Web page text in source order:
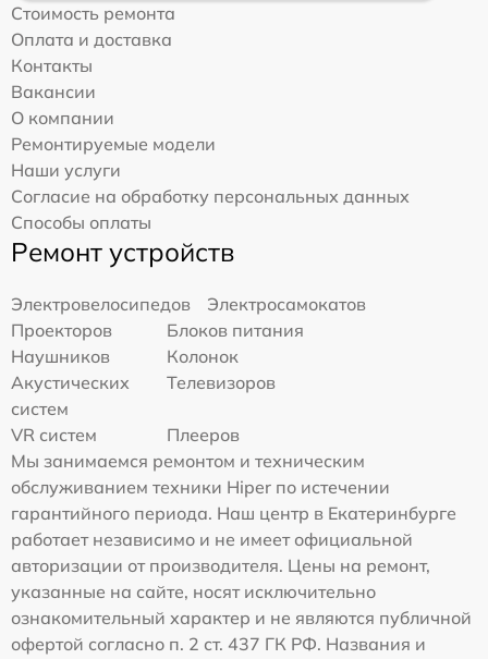
Стоимость ремонта
Оплата и доставка
Контакты
Вакансии
О компании
Ремонтируемые модели
Наши услуги
Согласие на обработку персональных данных
Способы оплаты
Ремонт устройств
Электровелосипедов
Электросамокатов
Проекторов
Блоков питания
Наушников
Колонок
Акустических
систем
Телевизоров
VR систем
Плееров
Мы занимаемся ремонтом и техническим
обслуживанием техники Hiper по истечении
гарантийного периода. Наш центр в Екатеринбурге
работает независимо и не имеет официальной
авторизации от производителя. Цены на ремонт,
указанные на сайте, носят исключительно
ознакомительный характер и не являются публичной
офертой согласно п. 2 ст. 437 ГК РФ. Названия и